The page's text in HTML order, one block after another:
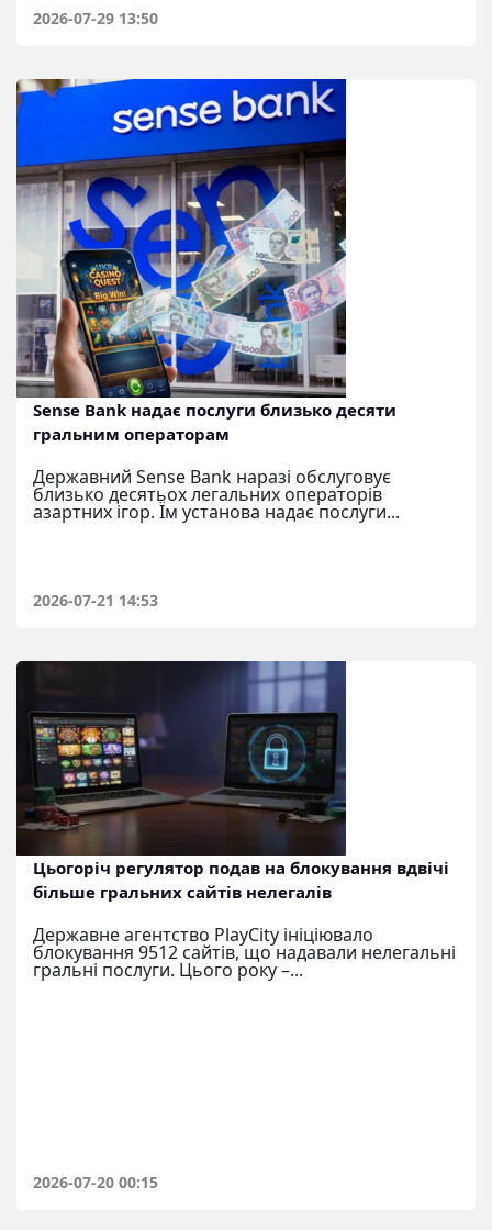
2026-07-29 13:50
Sense Bank надає послуги близько десяти
гральним операторам
Державний Sense Bank наразі обслуговує
близько десятьох легальних операторів
азартних ігор. Їм установа надає послуги...
2026-07-21 14:53
Цьогоріч регулятор подав на блокування вдвічі
більше гральних сайтів нелегалів
Державне агентство PlayCity ініціювало
блокування 9512 сайтів, що надавали нелегальні
гральні послуги. Цього року –...
2026-07-20 00:15